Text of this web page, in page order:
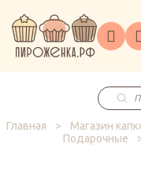
ГлавнаяКаталог
на
заказ
Поиск
Главная
> Магазин
Подарочные